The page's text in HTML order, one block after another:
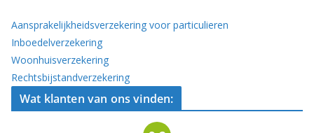
Aansprakelijkheidsverzekering voor particulieren
Inboedelverzekering
Woonhuisverzekering
Rechtsbijstandverzekering
Wat klanten van ons vinden: